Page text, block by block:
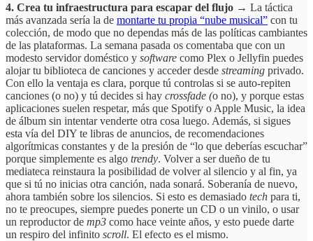
4. Crea tu infraestructura para escapar del flujo → La táctica
más avanzada sería la de montarte tu propia “nube musical” con tu
colección, de modo que no dependas más de las políticas cambiantes
de las plataformas. La semana pasada os comentaba que con un
modesto servidor doméstico y software como Plex o Jellyfin puedes
alojar tu biblioteca de canciones y acceder desde streaming privado.
Con ello la ventaja es clara, porque tú controlas si se auto-repiten
canciones (o no) y tú decides si hay crossfade (o no), y porque estas
aplicaciones suelen respetar, más que Spotify o Apple Music, la idea
de álbum sin intentar venderte otra cosa luego. Además, si sigues
esta vía del DIY te libras de anuncios, de recomendaciones
algorítmicas constantes y de la presión de “lo que deberías escuchar”
porque simplemente es algo trendy. Volver a ser dueño de tu
mediateca reinstaura la posibilidad de volver al silencio y al fin, ya
que si tú no inicias otra canción, nada sonará. Soberanía de nuevo,
ahora también sobre los silencios. Si esto es demasiado tech para ti,
no te preocupes, siempre puedes ponerte un CD o un vinilo, o usar
un reproductor de mp3 como hace veinte años, y esto puede darte
un respiro del infinito scroll. El efecto es el mismo.